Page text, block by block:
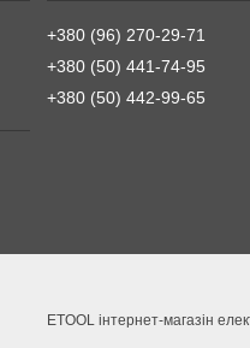
+380 (96) 270-29-71
+380 (50) 441-74-95
+380 (50) 442-99-65